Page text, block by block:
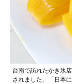
台南で訪れたかき氷
されました。「日本